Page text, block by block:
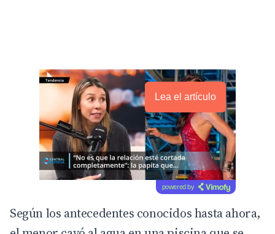
Lea el artículo
powered by
Según los antecedentes conocidos hasta ahora,